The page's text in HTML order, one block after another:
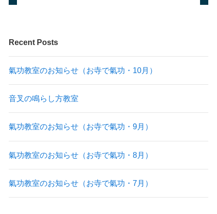
Recent Posts
氣功教室のお知らせ（お寺で氣功・10月）
音叉の鳴らし方教室
氣功教室のお知らせ（お寺で氣功・9月）
氣功教室のお知らせ（お寺で氣功・8月）
氣功教室のお知らせ（お寺で氣功・7月）